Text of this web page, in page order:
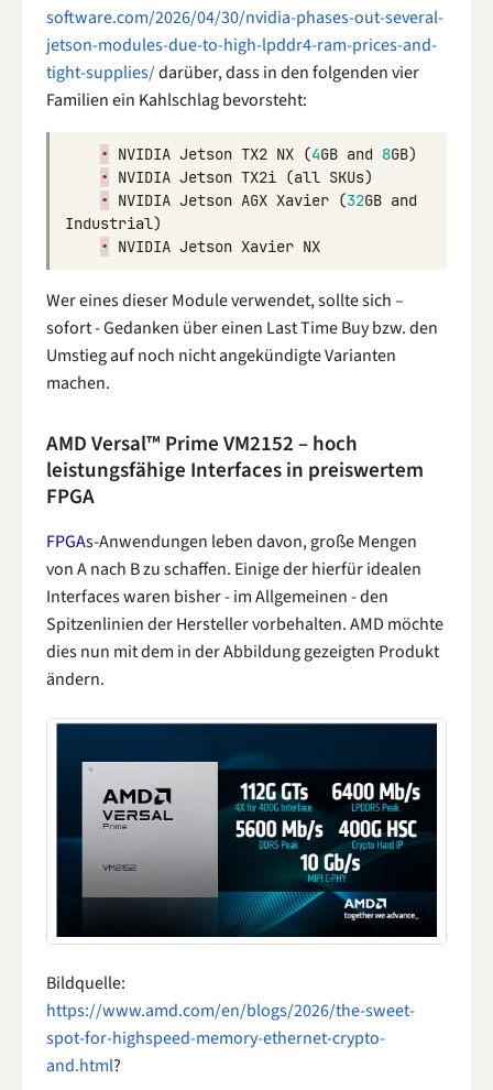
software.com/2026/04/30/nvidia-phases-out-several-
jetson-modules-due-to-high-lpddr4-ram-prices-and-
tight-supplies/darüber, dass in den folgenden vier
Familien ein Kahlschlag bevorsteht:
• NVIDIA Jetson TX2 NX (4GB and 8GB)
•
NVIDIA Jetson TX2i (all SKUs)
•
NVIDIA Jetson AGX Xavier (32GB and
Industrial)
•
NVIDIA Jetson Xavier NX
Wer eines dieser Module verwendet, sollte sich –
sofort - Gedanken über einen Last Time Buy bzw. den
Umstieg auf noch nicht angekündigte Varianten
machen.
AMD Versal™ Prime VM2152 – hoch
leistungsfähige Interfaces in preiswertem
FPGA
FPGAs-Anwendungen leben davon, große Mengen
von A nach B zu schaffen. Einige der hierfür idealen
Interfaces waren bisher - im Allgemeinen - den
Spitzenlinien der Hersteller vorbehalten. AMD möchte
dies nun mit dem in der Abbildung gezeigten Produkt
ändern.
Bildquelle:
https://www.amd.com/en/blogs/2026/the-sweet-
spot-for-highspeed-memory-ethernet-crypto-
and.html?